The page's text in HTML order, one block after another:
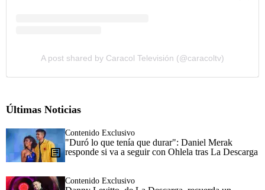
A post shared by Caracol Televisión (@caracoltv)
Últimas Noticias
Contenido Exclusivo
"Duró lo que tenía que durar": Daniel Merak
responde si va a seguir con Ohlela tras La Descarga
Contenido Exclusivo